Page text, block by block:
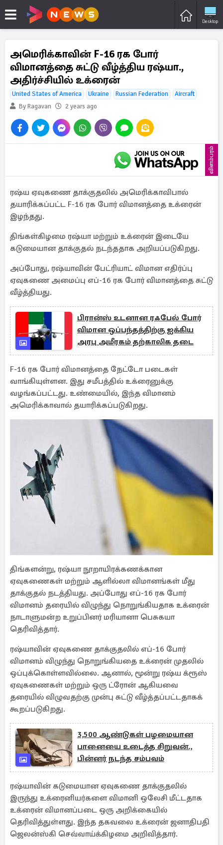
Desktop
அமெரிக்காவின் F-16 ரக போர்
விமானத்தை சுட்டு வீழ்த்திய ரஷ்யா.,
அதிர்ச்சியில் உக்ரைன்
United States of America Ukraine Russian Federation
Aircraft
By Ragavan
2 years ago
விளம்பரம்
ரஷ்ய ஏவுகணை தாக்குதலில் அமெரிக்காவிபால்
தயாரிக்கப்பட்ட F-16 ரக போர் விமானத்தை உக்ரைன்
இழந்தது.
திங்கள்கிழமை ரஷ்யா மற்றும் உக்ரைன் இடையே
கடுமையான தாக்குதல் நடந்ததாக அறியப்படுகிறது.
அப்போது, ரஷ்யாவின் பேட்ரியாட் விமான எதிர்ப்பு
ஏவுகணை அமைப்பு எப்-16 ரக போர் விமானத்தை சுட்டு
வீழ்த்தியது.
பிரான்ஸ் உடனான ரஃபேல் போர்
விமான ஒப்பந்தத்திற்கு ஐக்கிய
அரபு அமீரகம் தற்காலிக தடை
F-16 ரக போர் விமானத்தை நேட்டோ படைகள்
வாங்கியுள்ளன. இது சமீபத்தில் உக்ரைனுக்கு
வழங்கப்பட்டது. உண்மையில், இந்த விமானம்
அமெரிக்காவால் தயாரிக்கப்படுகிறது.
திங்களன்று, ரஷ்யா நூறாயிரக்கணக்கான
ஏவுகணைகள் மற்றும் ஆளில்லா விமானங்கள் மீது
தாக்குதல் நடத்தியது. அப்போது எப்-16 ரக போர்
விமானம் தரையில் விழுந்து நொறுங்கியதாக உக்ரைன்
நாடாளுமன்ற உறுப்பினர் மரியானா பெசுகயா
தெரிவித்தார்.
ரஷ்யாவின் ஏவுகணை தாக்குதலில் எப்-16 போர்
விமானம் விழுந்து நொறுங்கியதை உக்ரைன் முதலில்
ஒப்புக்கொள்ளவில்லை. ஆனால், மூன்று ரஷ்ய க்ரூஸ்
ஏவுகணைகள் மற்றும் ஒரு ட்ரோன் ஆகியவை
தரையில் விழுவதற்கு முன்பு சுட்டு வீழ்த்தப்பட்டதாகக்
கூறப்படுகிறது.
3,500 ஆண்டுகள் பழமையான
பானையை உடைத்த சிறுவன்.,
பின்னர் நடந்த சம்பவம்
ரஷ்யாவின் கடுமையான ஏவுகணை தாக்குதலில்
இருந்து உக்ரைனியர்களை விமானி ஒலேசி மீட்டதாக
உக்ரைன் விமானப்படை ஒரு அறிக்கையில்
தெரிவித்துள்ளது. இந்த தகவலை உக்ரைன் ஜனாதிபதி
ஜெலன்ஸ்கி செவ்வாய்க்கிழமை அறிவித்தார்.